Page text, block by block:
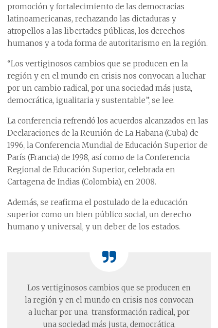
promoción y fortalecimiento de las democracias
latinoamericanas, rechazando las dictaduras y
atropellos a las libertades públicas, los derechos
humanos y a toda forma de autoritarismo en la región.
“Los vertiginosos cambios que se producen en la
región y en el mundo en crisis nos convocan a luchar
por un cambio radical, por una sociedad más justa,
democrática, igualitaria y sustentable”, se lee.
La conferencia refrendó los acuerdos alcanzados en las
Declaraciones de la Reunión de La Habana (Cuba) de
1996, la Conferencia Mundial de Educación Superior de
París (Francia) de 1998, así como de la Conferencia
Regional de Educación Superior, celebrada en
Cartagena de Indias (Colombia), en 2008.
Además, se reafirma el postulado de la educación
superior como un bien público social, un derecho
humano y universal, y un deber de los estados.
Los vertiginosos cambios que se producen en
la región y en el mundo en crisis nos convocan
a luchar por una transformación radical, por
una sociedad más justa, democrática,